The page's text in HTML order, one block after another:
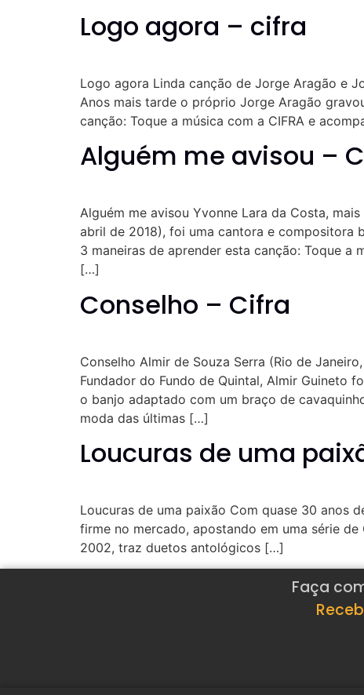
Logo agora – cifra
Logo agora Linda canção de Jorge Aragão e
Anos mais tarde o próprio Jorge Aragão
canção: Toque a música com a CIFRA e
Alguém me avisou –
Alguém me avisou Yvonne Lara da Costa,
abril de 2018), foi uma cantora e compositora
3 maneiras de aprender esta canção: Toque a
[…]
Conselho – Cifra
Conselho Almir de Souza Serra (Rio de
Fundador do Fundo de Quintal, Almir Guineto
o banjo adaptado com um braço de
moda das últimas […]
Loucuras de uma
Loucuras de uma paixão Com quase 30 anos
firme no mercado, apostando em uma série
2002, traz duetos antológicos […]
Faça